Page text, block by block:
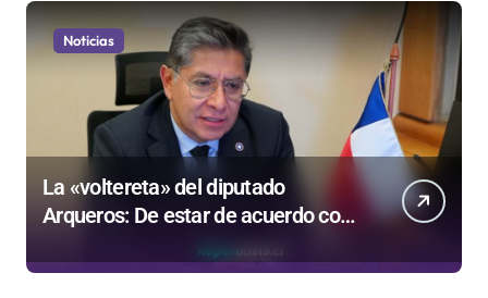
Noticias
La «voltereta» del diputado
Arqueros: De estar de acuerdo con
privatizar Codelco a defender una
empresa 100% estatal